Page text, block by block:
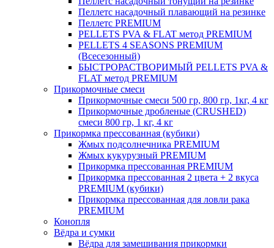
Пеллетс насадочный плавающий на резинке
Пеллетс PREMIUM
PELLETS PVA & FLAT метод PREMIUM
PELLETS 4 SEASONS PREMIUM
(Всесезонный)
БЫСТРОРАСТВОРИМЫЙ PELLETS PVA &
FLAT метод PREMIUM
Прикормочные смеси
Прикормочные смеси 500 гр, 800 гр, 1кг, 4 кг
Прикормочные дробленые (CRUSHED)
смеси 800 гр, 1 кг, 4 кг
Прикормка прессованная (кубики)
Жмых подсолнечника PREMIUM
Жмых кукурузный PREMIUM
Прикормка прессованная PREMIUM
Прикормка прессованная 2 цвета + 2 вкуса
PREMIUM (кубики)
Прикормка прессованная для ловли рака
PREMIUM
Конопля
Вёдра и сумки
Вёдра для замешивания прикормки